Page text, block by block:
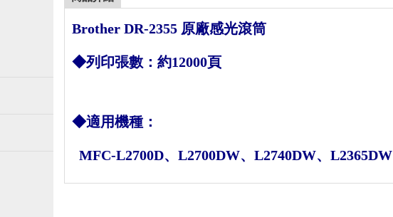
Brother DR-2355 原廠感光滾筒
◆列印張數：約12000頁
◆適用機種：
MFC-L2700D、L2700DW、L2740DW、L2365DW